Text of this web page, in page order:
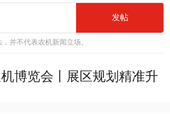
发帖
并不代表农机新闻立场。
博览会丨展区规划精准升